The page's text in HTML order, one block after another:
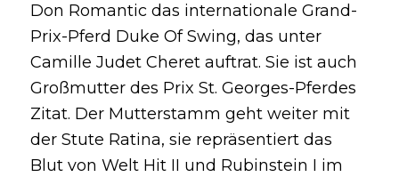
Don Romantic das internationale Grand-
Prix-Pferd Duke Of Swing, das unter
Camille Judet Cheret auftrat. Sie ist auch
Großmutter des Prix St. Georges-Pferdes
Zitat. Der Mutterstamm geht weiter mit
der Stute Ratina, sie repräsentiert das
Blut von Welt Hit II und Rubinstein I im